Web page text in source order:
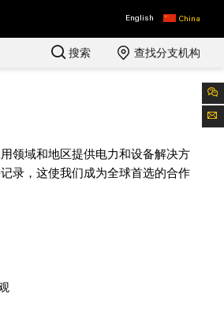
English China
搜索 查找分支机构
领域和地区提供电力和设备解决方
录，这使我们成为全球首选的合作